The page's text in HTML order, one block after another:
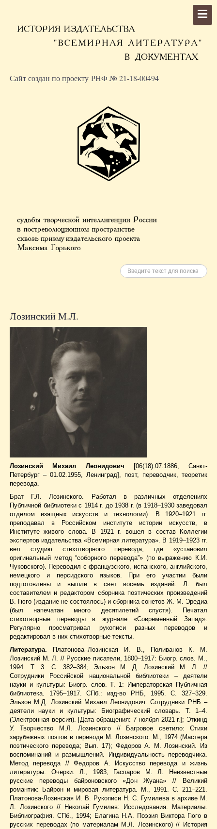
Сайт создан по проекту РНФ № 21-18-00494
Искать
Лозинский М.Л.
Лозинский Михаил Леонидович [06(18).07.1886, Санкт-
Петербург – 01.02.1955, Ленинград], поэт, переводчик, теоретик
перевода.
Брат Г.Л. Лозинского. Работал в различных отделениях
Публичной библиотеки с 1914 г. до 1938 г. (в 1918–1930 заведовал
отделом изящных искусств и технологии). В 1920–1921 гг.
преподавал в Российском институте истории искусств, в
Институте живого слова. В 1921 г. вошел в состав Коллегии
экспертов издательства «Всемирная литература». В 1919–1923 гг.
вел студию стихотворного перевода, где «установил
оригинальный метод “соборного перевода”» (по выражению К.И.
Чуковского). Переводил с французского, испанского, английского,
немецкого и персидского языков. При его участии были
подготовлены и вышли в свет восемь изданий. Л. был
составителем и редактором сборника поэтических произведений
В. Гюго (издание не состоялось) и сборника сонетов Ж.-М. Эредиа
(был напечатан много десятилетий спустя). Печатал
стихотворные переводы в журнале «Современный Запад».
Регулярно просматривал рукописи разных переводов и
редактировал в них стихотворные тексты.
Литература. Платонова–Лозинская И. В., Поливанов К. М.
Лозинский М. Л. // Русские писатели, 1800–1917: Биогр. слов. М.,
1994. Т. 3. С. 382–384; Эльзон М. Д. Лозинский М. Л. //
Сотрудники Российской национальной библиотеки – деятели
науки и культуры: Биогр. слов. Т. 1: Императорская Публичная
библиотека. 1795–1917. СПб.: изд-во РНБ, 1995. С. 327–329.
Эльзон М.Д. Лозинский Михаил Леонидович. Сотрудники РНБ –
деятели науки и культуры: Биографический словарь. Т. 1–4.
(Электронная версия). [Дата обращения: 7 ноября 2021 г.]; Эткинд
У. Творчество М.Л. Лозинского // Багровое светило: Стихи
зарубежных поэтов в переводе М. Лозинского. М., 1974 (Мастера
поэтического перевода; Вып. 17); Федоров А. М. Лозинский. Из
воспоминаний и размышлений. Индивидуальность переводчика.
Метод перевода // Федоров А. Искусство перевода и жизнь
литературы. Очерки. Л., 1983; Гаспаров М. Л. Неизвестные
русские переводы байроновского «Дон Жуана» // Великий
романтик: Байрон и мировая литература. М., 1991. C. 211–221.
Платонова-Лозинская И. В. Рукописи Н. С. Гумилева в архиве М.
Л. Лозинского // Николай Гумилев: Исследования. Материалы.
Библиография. СПб., 1994; Елагина Н.А. Поэзия Виктора Гюго в
русских переводах (по материалам М.Л. Лозинского) // История